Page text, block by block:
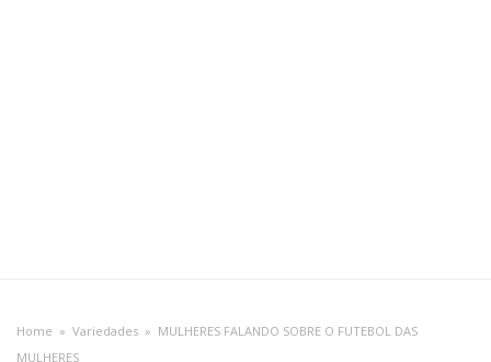
Home » Variedades » MULHERES FALANDO SOBRE O FUTEBOL DAS
MULHERES